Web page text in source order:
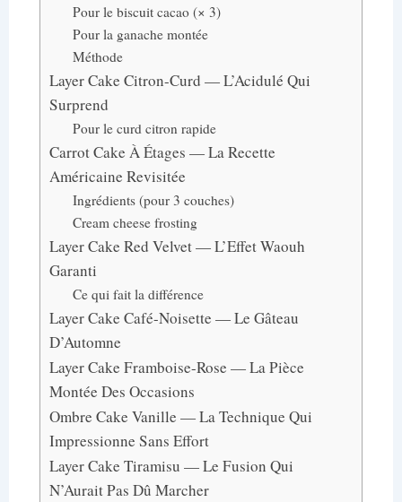
Pour le biscuit cacao (× 3)
Pour la ganache montée
Méthode
Layer Cake Citron-Curd — L’Acidulé Qui
Surprend
Pour le curd citron rapide
Carrot Cake À Étages — La Recette
Américaine Revisitée
Ingrédients (pour 3 couches)
Cream cheese frosting
Layer Cake Red Velvet — L’Effet Waouh
Garanti
Ce qui fait la différence
Layer Cake Café-Noisette — Le Gâteau
D’Automne
Layer Cake Framboise-Rose — La Pièce
Montée Des Occasions
Ombre Cake Vanille — La Technique Qui
Impressionne Sans Effort
Layer Cake Tiramisu — Le Fusion Qui
N’Aurait Pas Dû Marcher